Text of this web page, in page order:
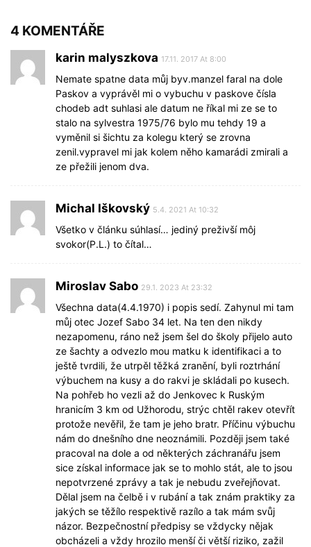
4 KOMENTÁŘE
karin malyszkova 17.11. 2017 At 8:00
Nemate spatne data můj byv.manzel faral na dole
Paskov a vyprávěl mi o vybuchu v paskove čísla
chodeb adt suhlasi ale datum ne říkal mi ze se to
stalo na sylvestra 1975/76 bylo mu tehdy 19 a
vyměnil si šichtu za kolegu který se zrovna
zenil.vypravel mi jak kolem něho kamarádi zmirali a
ze přežili jenom dva.
Michal Iškovský 5.4. 2021 At 10:32
Všetko v článku súhlasí… jediný preživší môj
svokor(P.L.) to čítal…
Miroslav Sabo 29.1. 2023 At 23:32
Všechna data(4.4.1970) i popis sedí. Zahynul mi tam
můj otec Jozef Sabo 34 let. Na ten den nikdy
nezapomenu, ráno než jsem šel do školy přijelo auto
ze šachty a odvezlo mou matku k identifikaci a to
ještě tvrdili, že utrpěl těžká zranění, byli roztrhání
výbuchem na kusy a do rakvi je skládali po kusech.
Na pohřeb ho vezli až do Jenkovec k Ruským
hranicím 3 km od Užhorodu, strýc chtěl rakev otevřít
protože nevěřil, že tam je jeho bratr. Příčinu výbuchu
nám do dnešního dne neoznámili. Později jsem také
pracoval na dole a od některých záchranářu jsem
sice získal informace jak se to mohlo stát, ale to jsou
nepotvrzené zprávy a tak je nebudu zveřejňovat.
Dělal jsem na čelbě i v rubání a tak znám praktiky za
jakých se těžílo respektivě razílo a tak mám svůj
názor. Bezpečnostní předpisy se vždycky nějak
obcházeli a vždy hrozilo menší či větší riziko, zažil